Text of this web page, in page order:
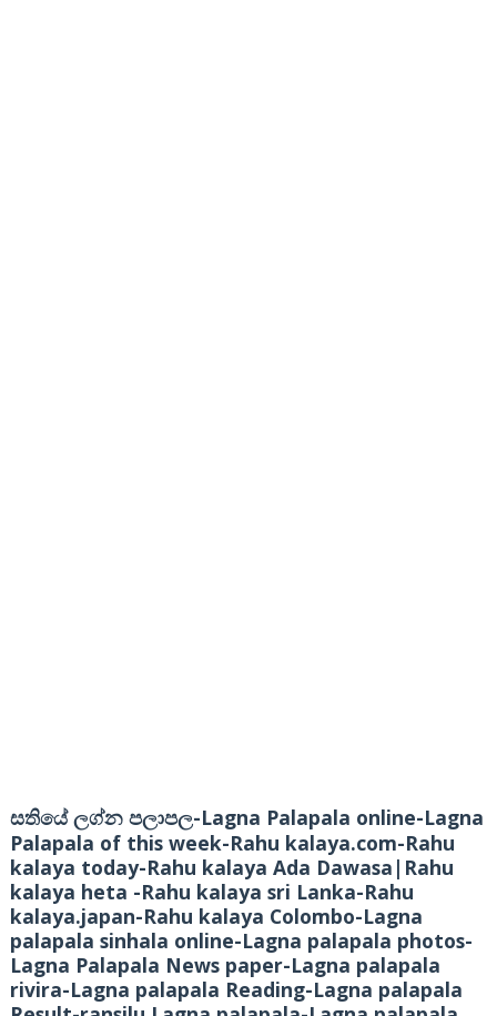
සතියේ ලග්න පලාපල-Lagna Palapala online-Lagna
Palapala of this week-Rahu kalaya.com-Rahu
kalaya today-Rahu kalaya Ada Dawasa|Rahu
kalaya heta -Rahu kalaya sri Lanka-Rahu
kalaya.japan-Rahu kalaya Colombo-Lagna
palapala sinhala online-Lagna palapala photos-
Lagna Palapala News paper-Lagna palapala
rivira-Lagna palapala Reading-Lagna palapala